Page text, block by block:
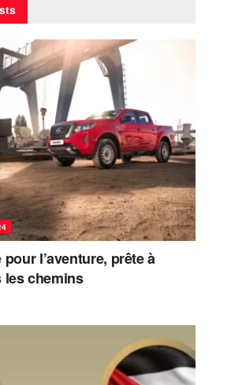
l’aventure, prête à
chemins